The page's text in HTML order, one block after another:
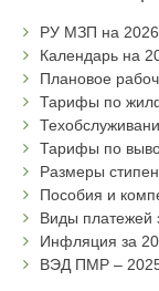
РУ МЗП на 2026
Календарь на
Плановое
Тарифы по
Тарифы по
Размеры
Пособия и
Виды платежей
Инфляция за
ВЭД ПМР –